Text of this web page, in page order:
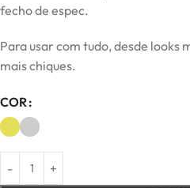
fecho de espec.
Para usar com tudo, desde looks
mais chiques.
COR